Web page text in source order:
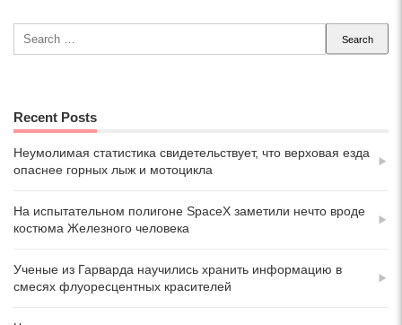
for:
Recent Posts
Неумолимая статистика свидетельствует, что верховая езда
опаснее горных лыж и мотоцикла
На испытательном полигоне SpaceX заметили нечто вроде
костюма Железного человека
Ученые из Гарварда научились хранить информацию в
смесях флуоресцентных красителей